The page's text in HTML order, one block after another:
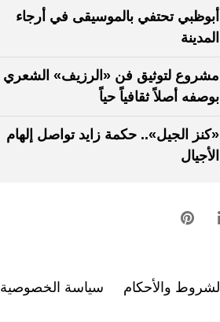
أبوظبي تحتفي بالموسيقى في أرجاء
المدينة
مشروع لتوثيق فن «الرزيف» الشعري
بوصفه أصلاً ثقافياً حياً
«كنز الجيل».. حكمة زايد تواصل إلهام
الأجيال
الشروط والأحكام سياسة الخصوصية